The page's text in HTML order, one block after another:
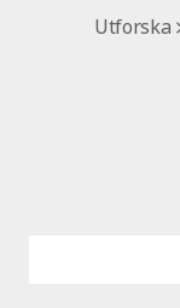
Utforska